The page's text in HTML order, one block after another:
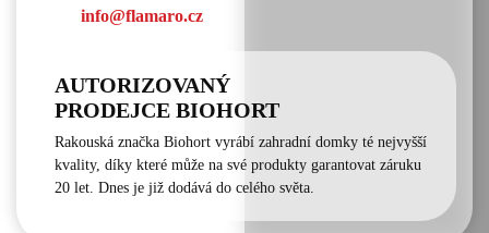
info@flamaro.cz
AUTORIZOVANÝ
PRODEJCE BIOHORT
Rakouská značka Biohort vyrábí zahradní domky té nejvyšší
kvality, díky které může na své produkty garantovat záruku
20 let. Dnes je již dodává do celého světa.